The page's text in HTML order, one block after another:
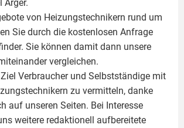
Ärger.
von Heizungstechnikern rund um
Sie durch die kostenlosen Anfrage
Sie können damit dann unsere
vergleichen.
Verbraucher und Selbstständige mit
zu vermitteln, danke
auf unseren Seiten. Bei Interesse
weitere redaktionell aufbereitete